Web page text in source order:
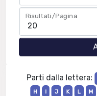
Risultati/Pagina
Parti dalla lettera:
H
I J K L M